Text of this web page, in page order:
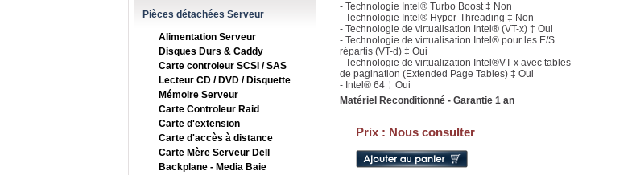
Pièces détachées Serveur
Alimentation Serveur
Disques Durs & Caddy
Carte controleur SCSI / SAS
Lecteur CD / DVD / Disquette
Mémoire Serveur
Carte Controleur Raid
Carte d'extension
Carte d'accès à distance
Carte Mère Serveur Dell
Backplane - Media Baie
- Technologie Intel® Turbo Boost ‡ Non
- Technologie Intel® Hyper-Threading ‡ Non
- Technologie de virtualisation Intel® (VT-x) ‡ Oui
- Technologie de virtualisation Intel® pour les E/S
répartis (VT-d) ‡ Oui
- Technologie de virtualization Intel®VT-x avec tables
de pagination (Extended Page Tables) ‡ Oui
- Intel® 64 ‡ Oui
Matériel Reconditionné - Garantie 1 an
Prix : Nous consulter